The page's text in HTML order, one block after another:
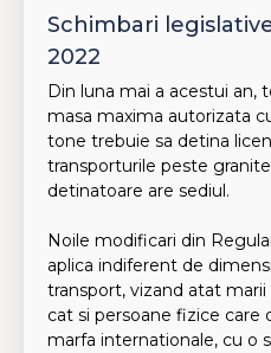
Schimbari
2022
Din luna mai a acestui
masa maxima autorizata
tone trebuie sa detina
transporturile peste
detinatoare are sediul.
Noile modificari din
aplica indiferent de
transport, vizand atat
cat si persoane fizice care
marfa internationale, cu o